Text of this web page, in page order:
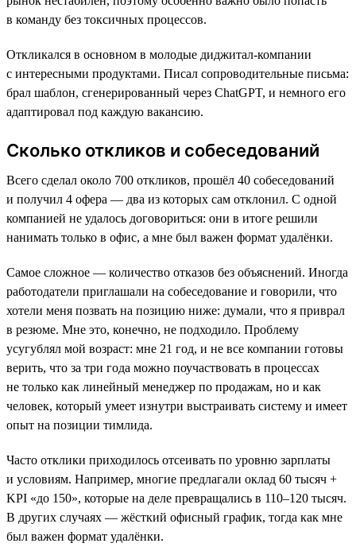
в команду без токсичных процессов.
Откликался в основном в молодые диджитал-компании
с интересными продуктами. Писал сопроводительные письма:
брал шаблон, сгенерированный через ChatGPT, и немного его
адаптировал под каждую вакансию.
Сколько откликов и собеседований
Всего сделал около 700 откликов, прошёл 40 собеседований
и получил 4 офера — два из которых сам отклонил. С одной
компанией не удалось договориться: они в итоге решили
нанимать только в офис, а мне был важен формат удалёнки.
Самое сложное — количество отказов без объяснений. Иногда
работодатели приглашали на собеседование и говорили, что
хотели меня позвать на позицию ниже: думали, что я приврал
в резюме. Мне это, конечно, не подходило. Проблему
усугублял мой возраст: мне 21 год, и не все компании готовы
верить, что за три года можно поучаствовать в процессах
не только как линейный менеджер по продажам, но и как
человек, который умеет изнутри выстраивать систему и имеет
опыт на позиции тимлида.
Часто отклики приходилось отсеивать по уровню зарплаты
и условиям. Например, многие предлагали оклад 60 тысяч +
KPI «до 150», которые на деле превращались в 110–120 тысяч.
В других случаях — жёсткий офисный график, тогда как мне
был важен формат удалёнки.